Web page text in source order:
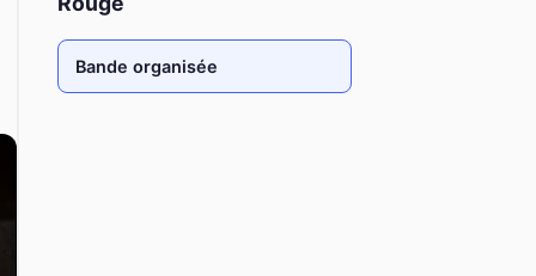
Bande organisée